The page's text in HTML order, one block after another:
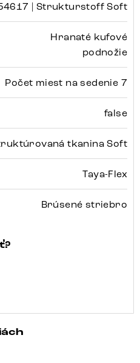
| Strukturstoff Soft
Hranaté kufové
podnožie
Počet miest na sedenie 7
false
tkanina Soft
Taya-Flex
Brúsené striebro